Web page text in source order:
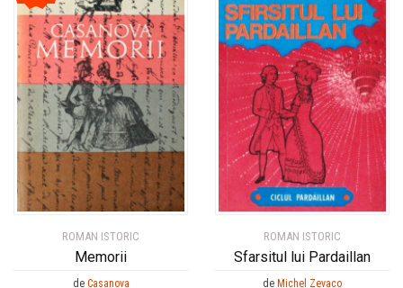
ROMAN ISTORIC
Memorii
de Casanova
ROMAN ISTORIC
Sfarsitul lui Pardaillan
de Michel Zevaco